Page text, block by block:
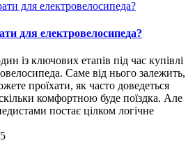
для електровелосипеда?
із ключових етапів під час купівлі
Саме від нього залежить,
проїхати, як часто доведеться
комфортною буде поїздка. Але
постає цілком логічне